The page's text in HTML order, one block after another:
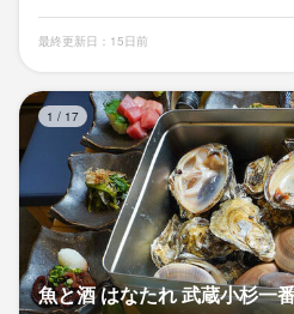
最終更新日：15日前
1 / 17
魚と酒 はなたれ 武蔵小杉一